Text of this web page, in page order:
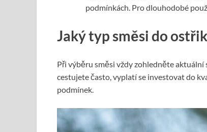
podmínkách. Pro dlouhodobé
Jaký typ směsi do
Při výběru směsi vždy zohledněte aktuální
cestujete často, vyplatí se investovat do
podmínek.